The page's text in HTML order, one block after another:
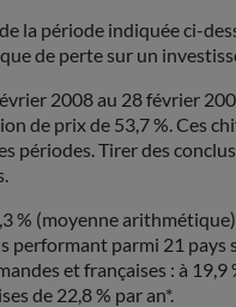
la période indiquée ci-
de perte sur un
2008 au 28 février
de prix de 53,7 %. Ces
Tirer des
(moyenne
parmi 21 pays
et françaises : à 19,9
de 22,8 % par an*.